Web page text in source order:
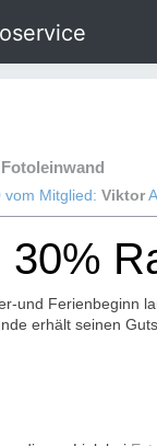
vom Mitglied: Viktor
und Ferienbeginn
erhält seinen